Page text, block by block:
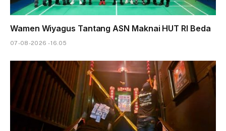
Wamen Wiyagus Tantang ASN Maknai HUT RI Beda
07-08-2026 - 16.05